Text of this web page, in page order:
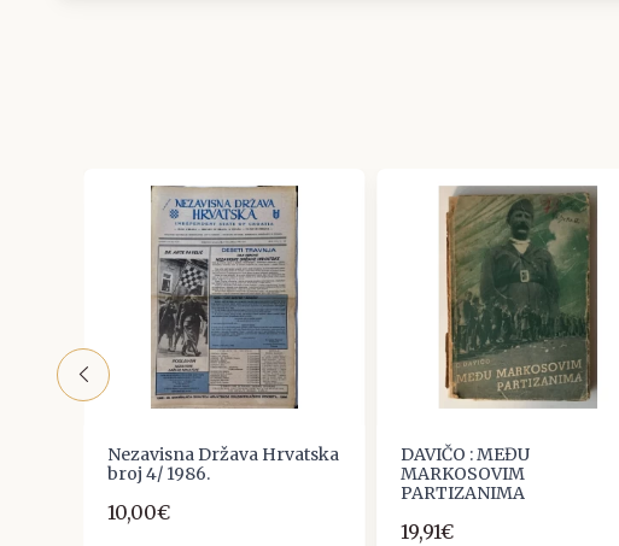
Nezavisna Država Hrvatska
broj 4/ 1986.
10,00€
DAVIČO : MEĐU
MARKOSOVIM
PARTIZANIMA
19,91€